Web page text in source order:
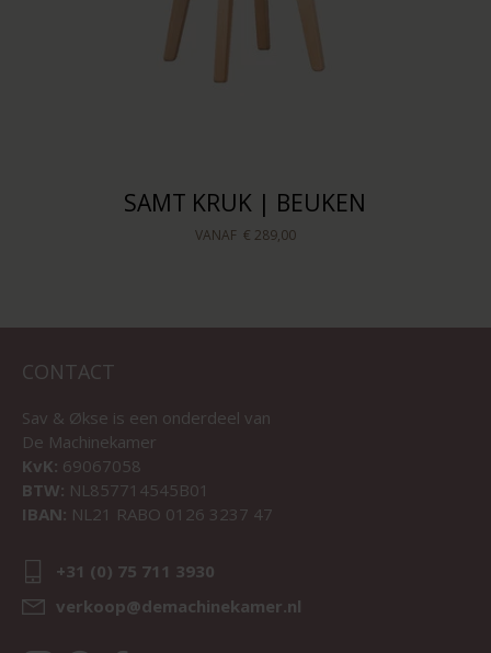
SAMT KRUK | BEUKEN
VANAF € 289,00
CONTACT
Sav & Økse is een onderdeel van
De Machinekamer
KvK: 69067058
BTW: NL857714545B01
IBAN: NL21 RABO 0126 3237 47
+31 (0) 75 711 3930
verkoop@demachinekamer.nl